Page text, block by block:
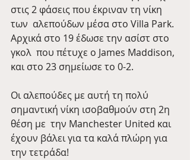
στις 2 φάσεις που έκριναν τη νίκη
των  αλεπούδων μέσα στο Villa Park.
Αρχικά στο 19 έδωσε την ασίστ στο
γκολ  που πέτυχε ο James Maddison,
και στο 23 σημείωσε το 0-2.
Οι αλεπούδες με αυτή τη πολύ
σημαντική νίκη ισοβαθμούν στη 2η
θέση με  την Manchester United και
έχουν βάλει για τα καλά πλώρη για
την τετράδα!